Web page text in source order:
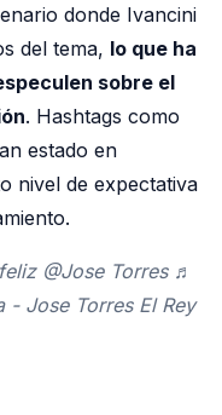
donde Ivancini
del tema, lo que ha
sobre el
. Hashtags como
estado en
nivel de expectativa
@Jose Torres ♬
- Jose Torres El Rey